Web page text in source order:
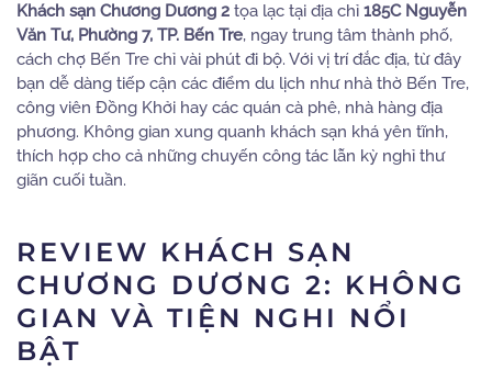
Khách sạn Chương Dương 2 tọa lạc tại địa chỉ 185C Nguyễn
Văn Tư, Phường 7, TP. Bến Tre, ngay trung tâm thành phố,
cách chợ Bến Tre chỉ vài phút đi bộ. Với vị trí đắc địa, từ đây
bạn dễ dàng tiếp cận các điểm du lịch như nhà thờ Bến Tre,
công viên Đồng Khởi hay các quán cà phê, nhà hàng địa
phương. Không gian xung quanh khách sạn khá yên tĩnh,
thích hợp cho cả những chuyến công tác lẫn kỳ nghỉ thư
giãn cuối tuần.
REVIEW KHÁCH SẠN
CHƯƠNG DƯƠNG 2: KHÔNG
GIAN VÀ TIỆN NGHI NỔI
BẬT